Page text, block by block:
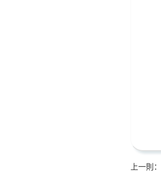
上一則：